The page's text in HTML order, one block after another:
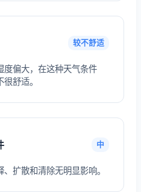
较不舒适
度偏大，在这种天气条件
舒适。
中
扩散和清除无明显影响。